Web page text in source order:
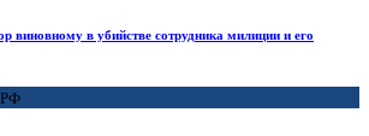
виновному в убийстве сотрудника милиции и его
РФ